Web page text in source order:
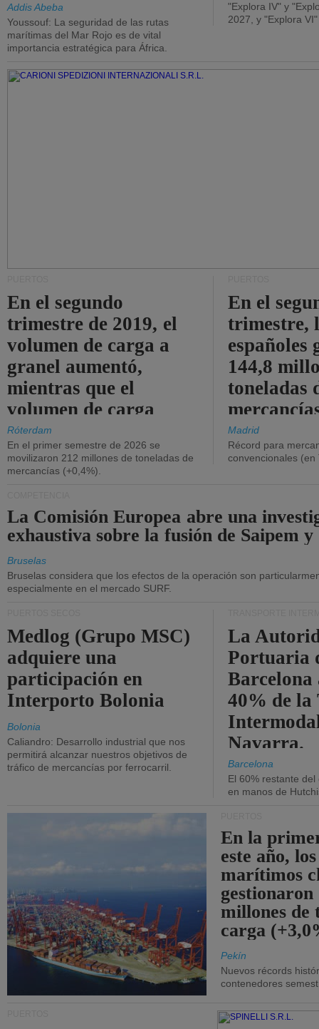
Addis Abeba
Youssouf: La seguridad de las rutas
marítimas del Mar Rojo es de vital
importancia estratégica para África.
"Explora IV" y
2027, y "Explora
En el segundo
trimestre de 2019, el
volumen de carga a
granel aumentó,
mientras que el
volumen de carga
general disminuyó.
Róterdam
En el primer semestre de 2026 se
movilizaron 212 millones de toneladas de
mercancías (+0,4%).
En el
trimestre,
españoles
144,8
toneladas
Madrid
Récord para
convencionales (en
La Comisión Europea abre una
exhaustiva sobre la fusión de Saipem y
Bruselas
Bruselas considera que los efectos de la operación son
especialmente en el mercado SURF.
Medlog (Grupo MSC)
adquiere una
participación en
Interporto Bolonia
Bolonia
Caliandro: Desarrollo industrial que nos
permitirá alcanzar nuestros objetivos de
tráfico de mercancías por ferrocarril.
La
Portuaria
40% de la
Navarra.
Barcelona
El 60% restante
en manos de
En la
este año,
marítimos
gestionaron
millones de
carga
Pekín
Nuevos récords
contenedores